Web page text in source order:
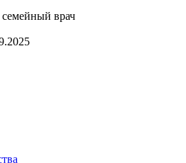
врач